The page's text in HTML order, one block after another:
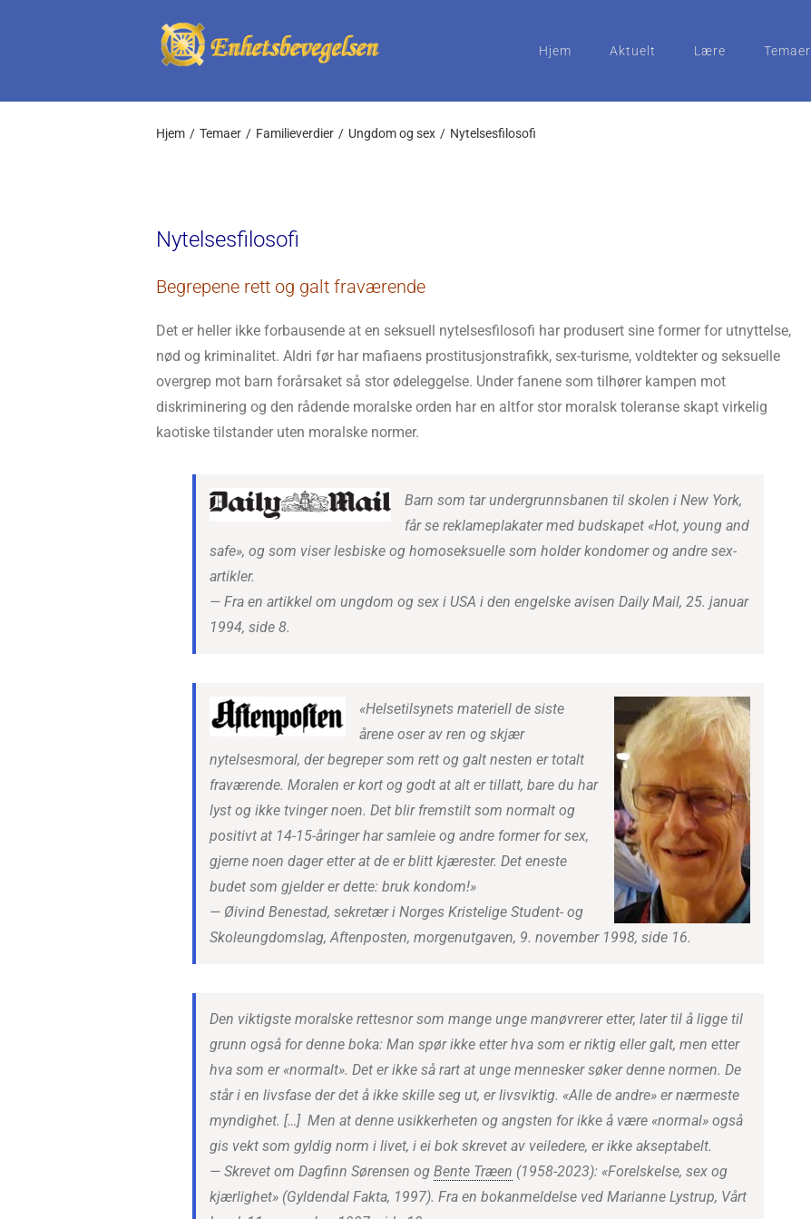
Hjem Aktuelt Lære Temaer
Hjem Temaer Familieverdier Ungdom og sex Nytelsesfilosofi
Nytelsesfilosofi
Begrepene rett og galt fraværende
Det er heller ikke forbausende at en seksuell nytelsesfilosofi har produsert sine former for utnyttelse,
nød og kriminalitet. Aldri før har mafiaens prostitusjonstrafikk, sex-turisme, voldtekter og seksuelle
overgrep mot barn forårsaket så stor ødeleggelse. Under fanene som tilhører kampen mot
diskriminering og den rådende moralske orden har en altfor stor moralsk toleranse skapt virkelig
kaotiske tilstander uten moralske normer.
Barn som tar undergrunnsbanen til skolen i New York,
får se reklameplakater med budskapet «Hot, young and
safe», og som viser lesbiske og homoseksuelle som holder kondomer og andre sex-
artikler.
— Fra en artikkel om ungdom og sex i USA i den engelske avisen Daily Mail, 25. januar
1994, side 8.
«Helsetilsynets materiell de siste
årene oser av ren og skjær
nytelsesmoral, der begreper som rett og galt nesten er totalt
fraværende. Moralen er kort og godt at alt er tillatt, bare du har
lyst og ikke tvinger noen. Det blir fremstilt som normalt og
positivt at 14-15-åringer har samleie og andre former for sex,
gjerne noen dager etter at de er blitt kjærester. Det eneste
budet som gjelder er dette: bruk kondom!»
— Øivind Benestad, sekretær i Norges Kristelige Student- og
Skoleungdomslag, Aftenposten, morgenutgaven, 9. november 1998, side 16.
Den viktigste moralske rettesnor som mange unge manøvrerer etter, later til å ligge til
grunn også for denne boka: Man spør ikke etter hva som er riktig eller galt, men etter
hva som er «normalt». Det er ikke så rart at unge mennesker søker denne normen. De
står i en livsfase der det å ikke skille seg ut, er livsviktig. «Alle de andre» er nærmeste
myndighet. […] Men at denne usikkerheten og angsten for ikke å være «normal» også
gis vekt som gyldig norm i livet, i ei bok skrevet av veiledere, er ikke akseptabelt.
— Skrevet om Dagfinn Sørensen og Bente Træen (1958-2023): «Forelskelse, sex og
kjærlighet» (Gyldendal Fakta, 1997). Fra en bokanmeldelse ved Marianne Lystrup, Vårt